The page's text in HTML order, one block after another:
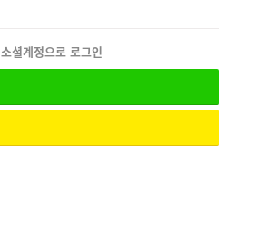
소셜계정으로 로그인